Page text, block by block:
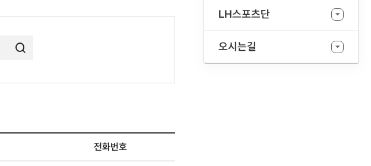
LH스포츠단
오시는길
전화번호